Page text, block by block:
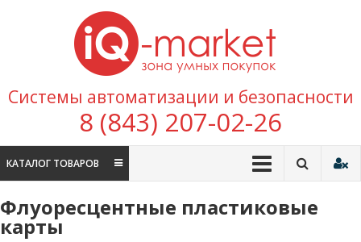
Перейти к содержимому
покупок
Системы автоматизации и безопасности
8 (843) 207-02-26
КАТАЛОГ ТОВАРОВ
Флуоресцентные пластиковые
карты